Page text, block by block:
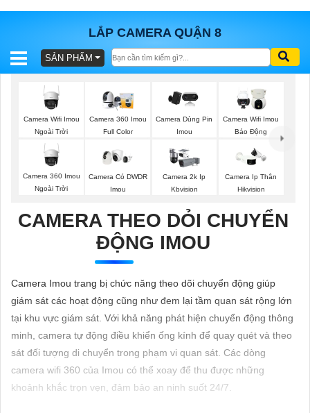
LẮP CAMERA QUẬN 8
BÁO
TRỌN
GÓI
SẢN
LẮP
ĐẶT
PHỤ
KIỆN
SẢN PHẨM
Camera Wifi Imou
Ngoài Trời
Camera 360 Imou
Full Color
Camera Dùng Pin
Imou
Camera Wifi Imou
Báo Động
Camera 360 Imou
Ngoài Trời
Camera Có DWDR
Imou
Camera 2k Ip
Kbvision
Camera Ip Thân
Hikvision
CAMERA THEO DỎI CHUYỂN
ĐỘNG IMOU
Camera Imou trang bị chức năng theo dõi chuyển động giúp
giám sát các hoạt động cũng như đem lại tầm quan sát rộng lớn
tại khu vực giám sát. Với khả năng phát hiện chuyển động thông
minh, camera tự động điều khiển ống kính để quay quét và theo
sát đối tượng di chuyển trong phạm vi quan sát. Các dòng
camera wifi 360 của Imou có thể xoay để thu được những
khoảnh khắc trọn vẹn, đảm bảo an ninh suốt 24/7.